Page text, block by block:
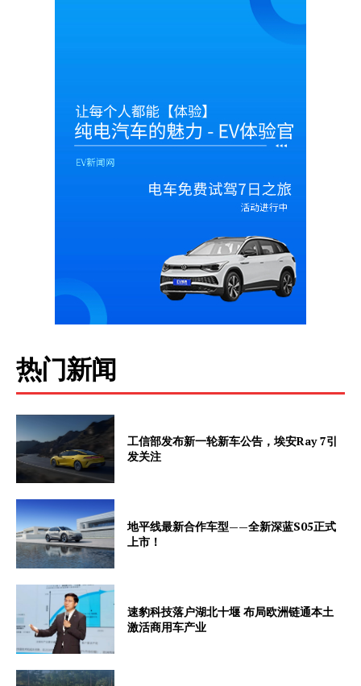
热门新闻
工信部发布新一轮新车公告，埃安Ray 7引
发关注
地平线最新合作车型——全新深蓝S05正式
上市！
速豹科技落户湖北十堰 布局欧洲链通本土
激活商用车产业